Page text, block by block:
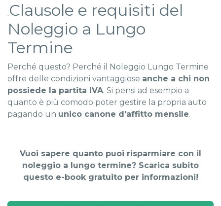
Cla
Clausole e requisiti del
Noleggio a Lungo
Termine
Perché questo? Perché il Noleggio Lungo Termine
offre delle condizioni vantaggiose anche a chi non
possiede la partita IVA. Si pensi ad esempio a
quanto è più comodo poter gestire la propria auto
pagando un unico canone d'affitto mensile.
Vuoi sapere quanto puoi risparmiare con il
noleggio a lungo termine? Scarica subito
questo e-book gratuito per informazioni!